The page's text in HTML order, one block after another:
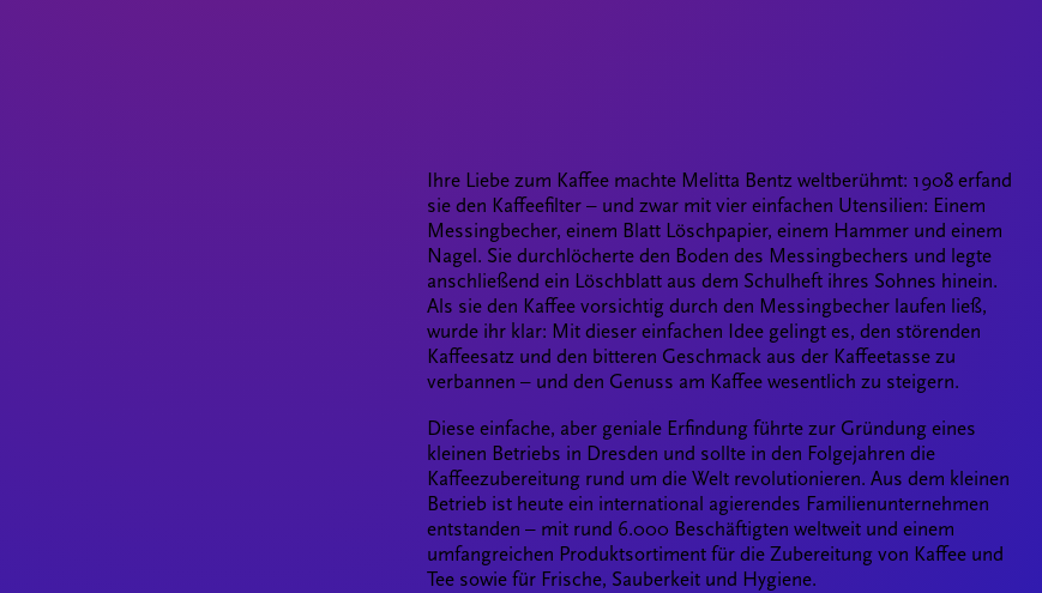
Ihre Liebe zum Kaffee machte Melitta Bentz weltberühmt: 1908 erfand
sie den Kaffeefilter – und zwar mit vier einfachen Utensilien: Einem
Messingbecher, einem Blatt Löschpapier, einem Hammer und einem
Nagel. Sie durchlöcherte den Boden des Messingbechers und legte
anschließend ein Löschblatt aus dem Schulheft ihres Sohnes hinein.
Als sie den Kaffee vorsichtig durch den Messingbecher laufen ließ,
wurde ihr klar: Mit dieser einfachen Idee gelingt es, den störenden
Kaffeesatz und den bitteren Geschmack aus der Kaffeetasse zu
verbannen – und den Genuss am Kaffee wesentlich zu steigern.
Diese einfache, aber geniale Erfindung führte zur Gründung eines
kleinen Betriebs in Dresden und sollte in den Folgejahren die
Kaffeezubereitung rund um die Welt revolutionieren. Aus dem kleinen
Betrieb ist heute ein international agierendes Familienunternehmen
entstanden – mit rund 6.000 Beschäftigten weltweit und einem
umfangreichen Produktsortiment für die Zubereitung von Kaffee und
Tee sowie für Frische, Sauberkeit und Hygiene.